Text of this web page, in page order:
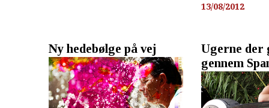
13/08/2012
Ny hedebølge på vej
Ugerne der
gennem